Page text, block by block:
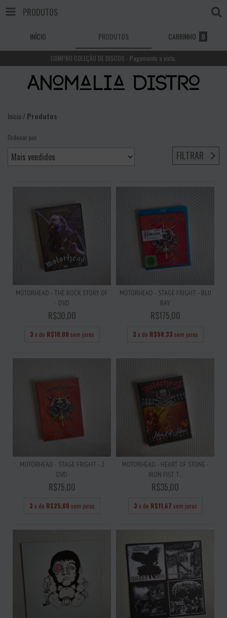
PRODUTOS
INÍCIO PRODUTOS CARRINHO 0
COMPRO COLEÇÃO DE DISCOS - Pagamento a vista.
Início /Produtos
Ordenar por
FILTRAR
MOTORHEAD - THE ROCK STORY OF
- DVD
R$30,00
3 x de R$10,00 sem juros
MOTÖRHEAD - STAGE FRIGHT - BLU
RAY
R$175,00
3 x de R$58,33 sem juros
MOTORHEAD - STAGE FRIGHT - 2
DVD
R$75,00
3 x de R$25,00 sem juros
MOTORHEAD - HEART OF STONE -
IRON FIST T...
R$35,00
3 x de R$11,67 sem juros